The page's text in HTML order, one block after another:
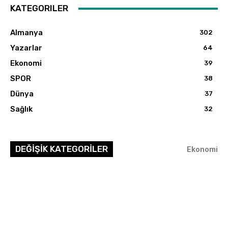
KATEGORILER
Almanya 302
Yazarlar 64
Ekonomi 39
SPOR 38
Dünya 37
Sağlık 32
DEĞİŞİK KATEGORİLER Ekonomi